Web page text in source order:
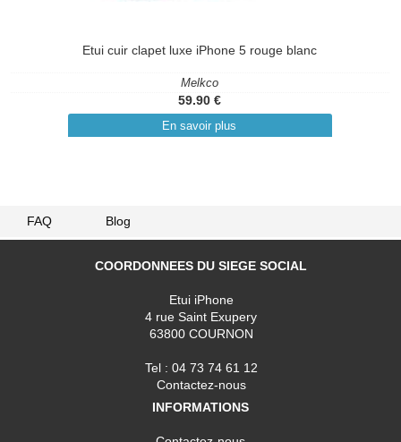
Etui cuir clapet luxe iPhone 5 rouge blanc
Melkco
59.90 €
En savoir plus
FAQ Blog
COORDONNEES DU SIEGE SOCIAL
Etui iPhone
4 rue Saint Exupery
63800 COURNON
Tel : 04 73 74 61 12
Contactez-nous
INFORMATIONS